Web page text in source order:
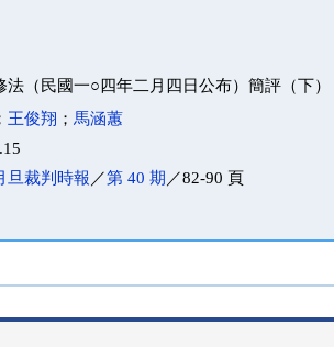
法（民國一○四年二月四日公布）簡評（下）
王俊翔 ； 馬涵蕙
旦裁判時報 ／第 40 期 ／82-90 頁